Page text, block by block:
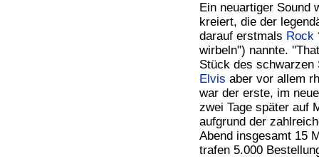
Ein neuartiger Sound
kreiert, die der
darauf erstmals Rock
wirbeln") nannte.
Stück des schwarzen
Elvis aber vor allem
war der erste, im
zwei Tage später auf
aufgrund der
Abend insgesamt 15
trafen 5.000